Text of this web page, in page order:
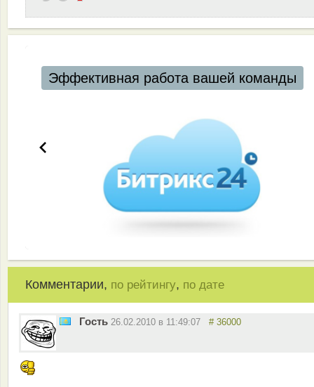
Эффективная работа вашей команды
Комментарии, по рейтингу, по дате
Гость 26.02.2010 в 11:49:07 # 36000